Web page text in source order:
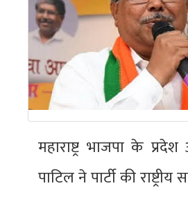
महाराष्ट्र भाजपा के
पाटिल ने पार्टी की